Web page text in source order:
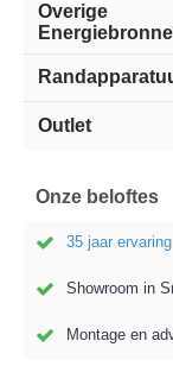
Overige
Outlet
Onze beloftes
35 jaar ervaring
Showroom in
Montage en